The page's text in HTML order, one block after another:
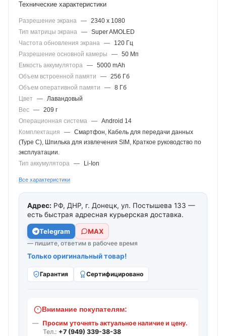
Технические характеристики
Разрешение экрана — 2340 x 1080
Тип матрицы экрана — Super AMOLED
Частота обновления экрана —
120 Гц
Разрешение основной камеры
— 50 Мп
Емкость аккумулятора — 5000 mAh
Объем встроенной памяти
— 256 Гб
Объем оперативной памяти
— 8 Гб
Цвет
— Лавандовый
Вес — 209 г
Операционная система — Android 14
Комплектация
— Смартфон, Кабель для передачи данных
(Type C), Шпилька для извлечения SIM, Краткое руководство по
эксплуатации.
Тип аккумулятора — Li-Ion
Все характеристики
Адрес: РФ, ДНР, г. Донецк, ул. Постышева 133 —
есть быстрая адресная курьерская доставка.
Telegram МАХ
— пишите, ответим в рабочее время
Только оригинальный товар!
Гарантия Сертифицировано
Внимание покупателям:
Просим уточнять актуальное наличие и цену.
Тел.: +7 (949) 339-38-38